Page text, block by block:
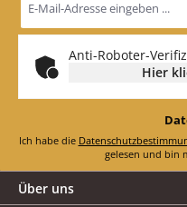
Mail-
Adresse
*
Anti-Roboter-
Hier
Ich habe die
gelesen und bin
Über uns